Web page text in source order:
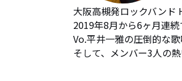
大阪高槻発ロックバンド
2019年8月から6ヶ月連
Vo.平井一雅の圧倒的な
そして、メンバー3人の